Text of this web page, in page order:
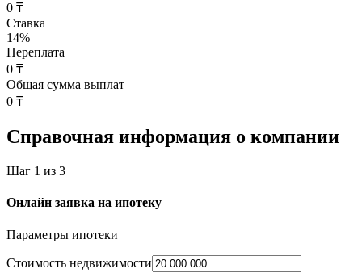
0 ₸
Ставка
14%
Переплата
0 ₸
Общая сумма выплат
0 ₸
Справочная информация о компании
Шаг 1 из 3
Онлайн заявка на ипотеку
Параметры ипотеки
Стоимость недвижимости